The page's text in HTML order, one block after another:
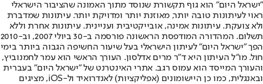
"ישראל היום" הוא גוף תקשורת שנוסד מתוך האמונה שהציבור הישראלי
ראוי לעיתונות טובה יותר, מאוזנת יותר ומדויקת יותר. עיתונות שמדברת
ולא צועקת. עיתונות אמינה, אובייקטיבית ועניינית. עיתונות אחרת וללא
תשלום. המהדורה המודפסת הראשונה פורסמה ב-30 ביולי 2007, וב-2010
הפך "ישראל היום" לעיתון הישראלי בעל שיעור החשיפה הגבוה ביותר בימי
חול. מו"ל העיתון היא ד"ר מרים אדלסון. העורך הראשי הוא עמר לחמנוביץ,
והעורך המייסד הוא עמוס רגב. אתרי האינטרנט של "ישראל היום" בעברית
ובאנגלית, כמו כן היישומונים (אפליקציות) לאנדרואיד ול-iOS, מציגים